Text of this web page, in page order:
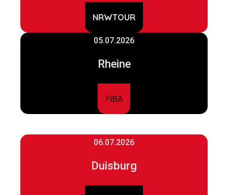
NRWTOUR
05.07.2026
Rheine
FIBA
06.07.2026
Duisburg